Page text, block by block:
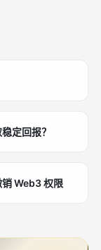
定回报？
Web3 权限